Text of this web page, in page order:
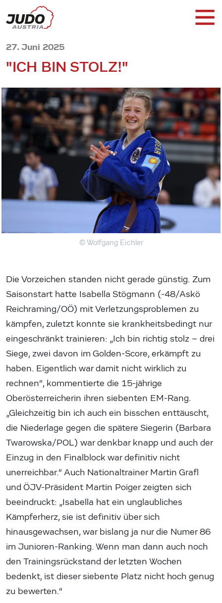
27. Juni 2025
"ICH BIN STOLZ!"
© Wolfgang Eichler
Die Vorzeichen standen nicht gerade günstig. Zum
Saisonstart hatte Isabella Stögmann (-48/Askö
Reichraming/OÖ) mit Verletzungsproblemen zu
kämpfen, zuletzt konnte sie krankheitsbedingt nur
eingeschränkt trainieren: „Ich bin richtig stolz – drei
Siege, zwei davon im Golden-Score, erkämpft zu
haben. Eigentlich war damit nicht wirklich zu
rechnen“, kommentierte die 15-jährige
Oberösterreicherin ihren siebenten EM-Rang.
„Gleichzeitig bin ich auch ein bisschen enttäuscht,
die Niederlage gegen die spätere Siegerin (Barbara
Twarowska/POL) war denkbar knapp und auch der
Einzug in den Finalblock war definitiv nicht
unerreichbar.“ Auch Nationaltrainer Martin Grafl
und ÖJV-Präsident Martin Poiger zeigten sich
beeindruckt: „Isabella hat ein unglaubliches
Kämpferherz, sie ist definitiv über sich
hinausgewachsen, war bislang ja nur die Numer 86
im Junioren-Ranking. Wenn man dann auch noch
den Trainingsrückstand der letzten Wochen
bedenkt, ist dieser siebente Platz nicht hoch genug
zu bewerten.“